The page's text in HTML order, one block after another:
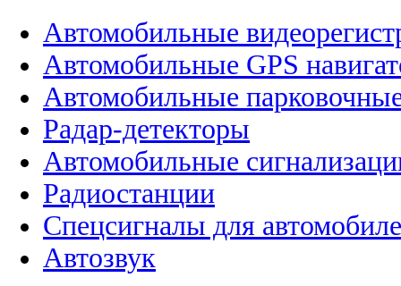
Автомобильные
Автомобильные GPS
Автомобильные
Радар-детекторы
Автомобильные
Радиостанции
Спецсигналы для
Автозвук